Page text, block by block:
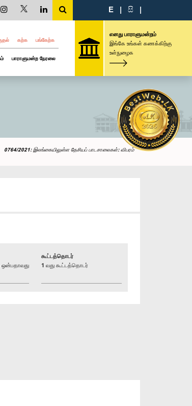
E | සි |
கற்க பங்கேற்க
பாராளுமன்ற நேரலை
எனது பாராளுமன்றம்
இங்கே உங்கள் கணக்கிற்கு
உள்நுழைக
0764/2021: இலங்கையிலுள்ள தேசியப் பாடசாலைகள்: விபரம்
கூட்டத்தொடர்
1 வது கூட்டத்தொடர்